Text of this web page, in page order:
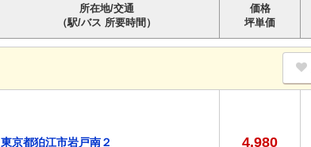
所在地/交通
（駅/バス 所要時間）
価格
坪単価
東京都狛江市岩戸南２
4,980